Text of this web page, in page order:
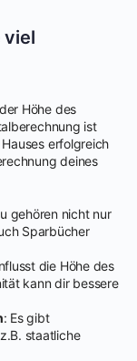
viel
Höhe des
ist
erfolgreich
deines
gehören nicht nur
Sparbücher
die Höhe des
kann dir bessere
: Es gibt
staatliche